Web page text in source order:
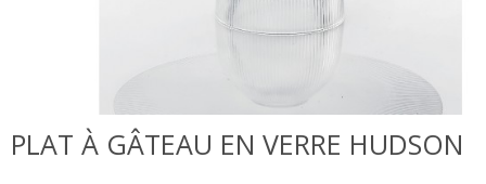
PLAT À GÂTEAU EN VERRE HUDSON